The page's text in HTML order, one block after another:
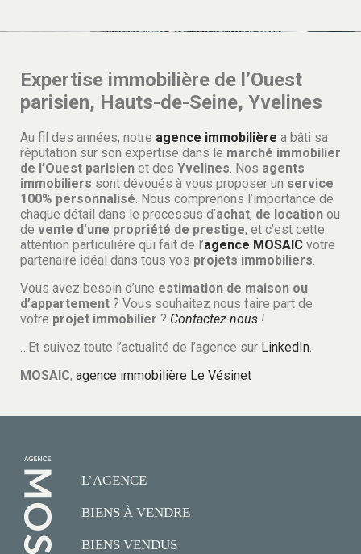
Expertise immobilière de l’Ouest
parisien, Hauts-de-Seine, Yvelines
Au fil des années, notre agence immobilière a bâti sa
réputation sur son expertise dans le marché immobilier
de l’Ouest parisien et des Yvelines. Nos agents
immobiliers sont dévoués à vous proposer un service
100% personnalisé. Nous comprenons l’importance de
chaque détail dans le processus d’achat, de location ou
de vente d’une propriété de prestige, et c’est cette
attention particulière qui fait de l’agence MOSAIC votre
partenaire idéal dans tous vos projets immobiliers.
Vous avez besoin d’une estimation de maison ou
d’appartement ? Vous souhaitez nous faire part de
votre projet immobilier ? Contactez-nous !
…Et suivez toute l’actualité de l’agence sur LinkedIn.
MOSAIC, agence immobilière Le Vésinet
L’AGENCE
BIENS À VENDRE
BIENS VENDUS